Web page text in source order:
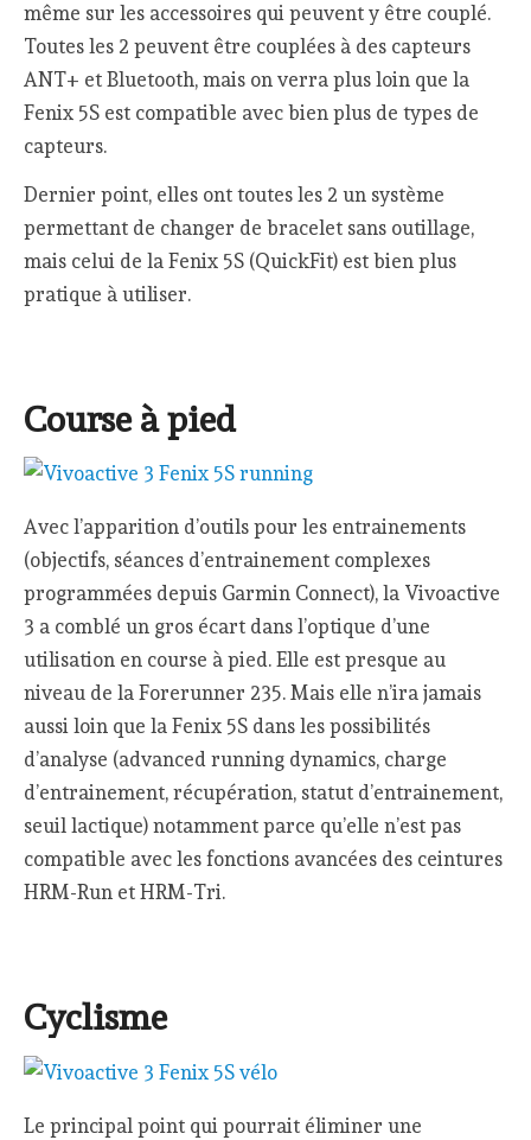
même sur les accessoires qui peuvent y être couplé.
Toutes les 2 peuvent être couplées à des capteurs
ANT+ et Bluetooth, mais on verra plus loin que la
Fenix 5S est compatible avec bien plus de types de
capteurs.
Dernier point, elles ont toutes les 2 un système
permettant de changer de bracelet sans outillage,
mais celui de la Fenix 5S (QuickFit) est bien plus
pratique à utiliser.
Course à pied
Avec l’apparition d’outils pour les entrainements
(objectifs, séances d’entrainement complexes
programmées depuis Garmin Connect), la Vivoactive
3 a comblé un gros écart dans l’optique d’une
utilisation en course à pied. Elle est presque au
niveau de la Forerunner 235. Mais elle n’ira jamais
aussi loin que la Fenix 5S dans les possibilités
d’analyse (advanced running dynamics, charge
d’entrainement, récupération, statut d’entrainement,
seuil lactique) notamment parce qu’elle n’est pas
compatible avec les fonctions avancées des ceintures
HRM-Run et HRM-Tri.
Cyclisme
Le principal point qui pourrait éliminer une